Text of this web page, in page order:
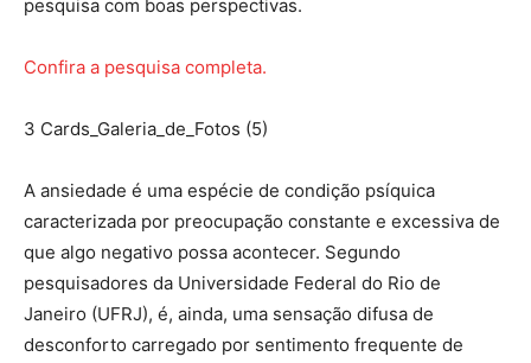
pesquisa com boas perspectivas.
Confira a pesquisa completa.
3 Cards_Galeria_de_Fotos (5)
A ansiedade é uma espécie de condição psíquica
caracterizada por preocupação constante e excessiva de
que algo negativo possa acontecer. Segundo
pesquisadores da Universidade Federal do Rio de
Janeiro (UFRJ), é, ainda, uma sensação difusa de
desconforto carregado por sentimento frequente de